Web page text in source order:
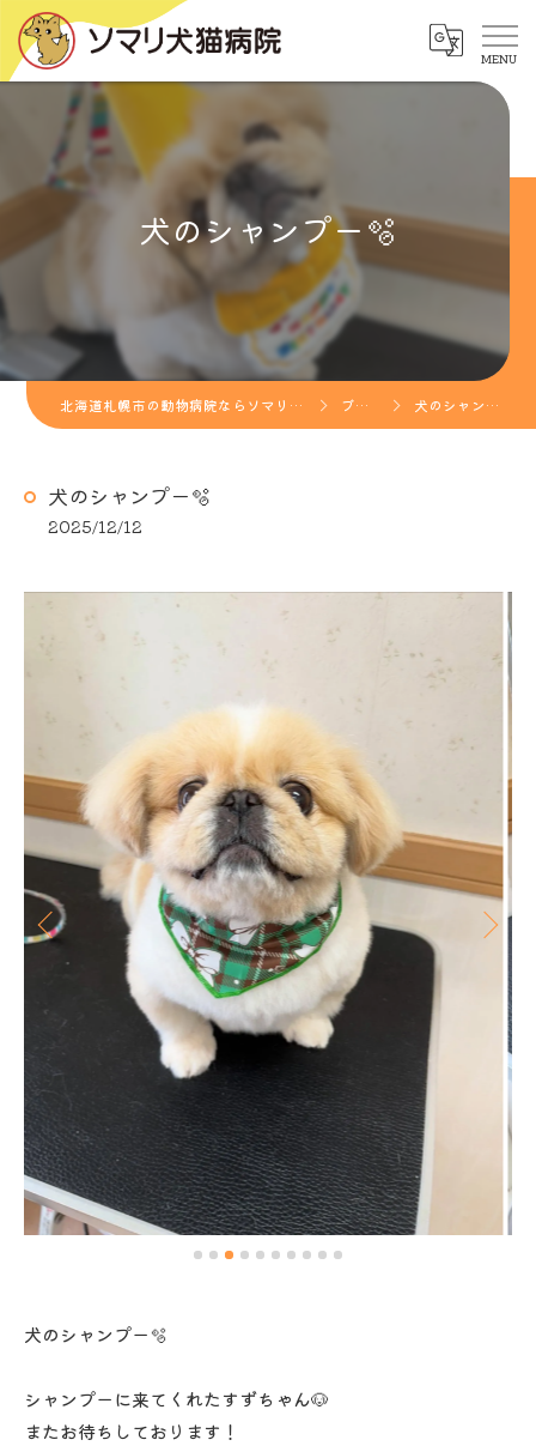
犬のシャンプー🫧
北海道札幌市の動物病院ならソマリ犬猫病院 ブログ 犬のシャンプー🫧
犬のシャンプー🫧
2025/12/12
犬のシャンプー🫧
シャンプーに来てくれたすずちゃん🐶
またお待ちしております！